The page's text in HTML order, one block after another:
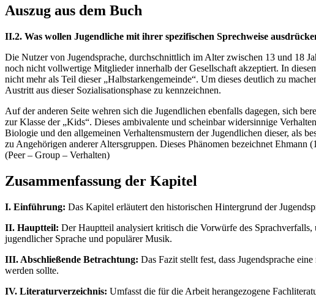
Auszug aus dem Buch
II.2. Was wollen Jugendliche mit ihrer spezifischen Sprechweise
Die Nutzer von Jugendsprache, durchschnittlich im Alter zwischen 13 und 18
noch nicht vollwertige Mitglieder innerhalb der Gesellschaft akzeptiert. In
nicht mehr als Teil dieser „Halbstarkengemeinde“. Um dieses deutlich zu
Austritt aus dieser Sozialisationsphase zu kennzeichnen.
Auf der anderen Seite wehren sich die Jugendlichen ebenfalls dagegen, sich
zur Klasse der „Kids“. Dieses ambivalente und scheinbar widersinnige
Biologie und den allgemeinen Verhaltensmustern der Jugendlichen dieser, als
zu Angehörigen anderer Altersgruppen. Dieses Phänomen bezeichnet
(Peer – Group – Verhalten)
Zusammenfassung der Kapitel
I. Einführung: Das Kapitel erläutert den historischen Hintergrund der
II. Hauptteil: Der Hauptteil analysiert kritisch die Vorwürfe des
jugendlicher Sprache und populärer Musik.
III. Abschließende Betrachtung: Das Fazit stellt fest, dass Jugendsprache
werden sollte.
IV. Literaturverzeichnis: Umfasst die für die Arbeit herangezogene